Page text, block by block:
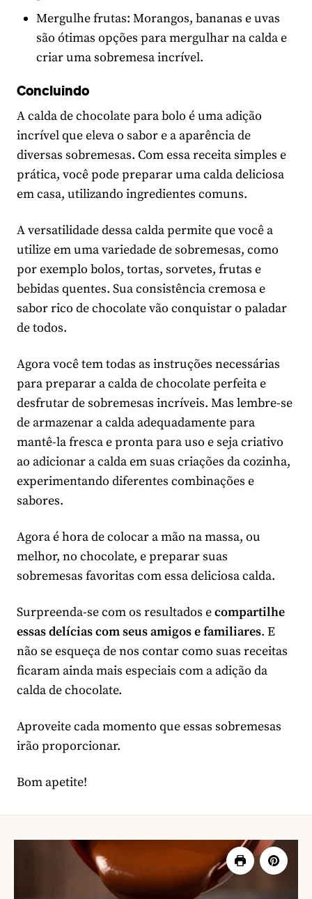
Mergulhe frutas: Morangos, bananas e uvas
são ótimas opções para mergulhar na calda e
criar uma sobremesa incrível.
Concluindo
A calda de chocolate para bolo é uma adição
incrível que eleva o sabor e a aparência de
diversas sobremesas. Com essa receita simples e
prática, você pode preparar uma calda deliciosa
em casa, utilizando ingredientes comuns.
A versatilidade dessa calda permite que você a
utilize em uma variedade de sobremesas, como
por exemplo bolos, tortas, sorvetes, frutas e
bebidas quentes. Sua consistência cremosa e
sabor rico de chocolate vão conquistar o paladar
de todos.
Agora você tem todas as instruções necessárias
para preparar a calda de chocolate perfeita e
desfrutar de sobremesas incríveis. Mas lembre-se
de armazenar a calda adequadamente para
mantê-la fresca e pronta para uso e seja criativo
ao adicionar a calda em suas criações da cozinha,
experimentando diferentes combinações e
sabores.
Agora é hora de colocar a mão na massa, ou
melhor, no chocolate, e preparar suas
sobremesas favoritas com essa deliciosa calda.
Surpreenda-se com os resultados ecompartilhe
essas delícias com seus amigos e familiares. E
não se esqueça de nos contar como suas receitas
ficaram ainda mais especiais com a adição da
calda de chocolate.
Aproveite cada momento que essas sobremesas
irão proporcionar.
Bom apetite!